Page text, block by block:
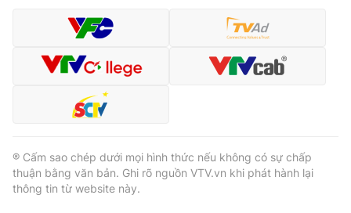
® Cấm sao chép dưới mọi hình thức nếu không có sự chấp
thuận bằng văn bản. Ghi rõ nguồn VTV.vn khi phát hành lại
thông tin từ website này.